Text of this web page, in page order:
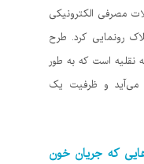
مصرفی الکترونیکی
رونمایی کرد. طرح
نقلیه است که به طور
می‌آید و ظرفیت یک
که جریان خون